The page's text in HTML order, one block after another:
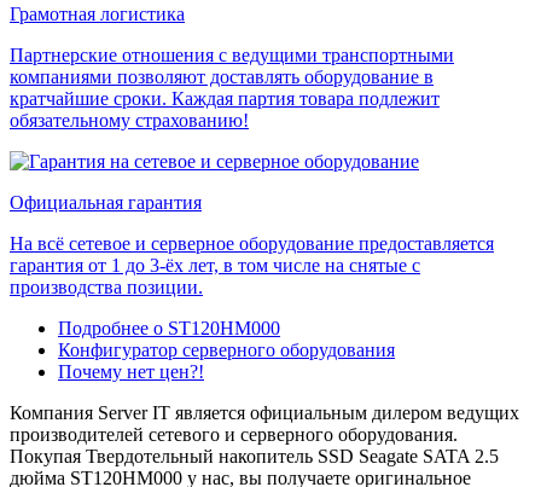
Грамотная логистика
Партнерские отношения с ведущими транспортными
компаниями позволяют доставлять оборудование в
кратчайшие сроки. Каждая партия товара подлежит
обязательному страхованию!
Официальная гарантия
На всё сетевое и серверное оборудование предоставляется
гарантия от 1 до 3-ёх лет, в том числе на снятые с
производства позиции.
Подробнее о ST120HM000
Конфигуратор серверного оборудования
Почему нет цен?!
Компания Server IT является официальным дилером ведущих
производителей сетевого и серверного оборудования.
Покупая Твердотельный накопитель SSD Seagate SATA 2.5
дюйма ST120HM000 у нас, вы получаете оригинальное